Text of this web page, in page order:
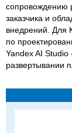
сопровождению
заказчика и
внедрений. Для
по
Yandex AI
развертывании